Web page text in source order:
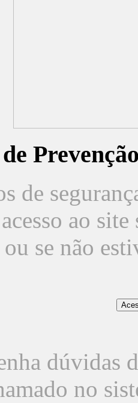
de
ao
ou se não
dúvidas
no